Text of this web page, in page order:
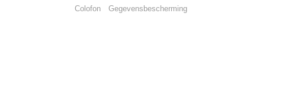
Colofon Gegevensbescherming